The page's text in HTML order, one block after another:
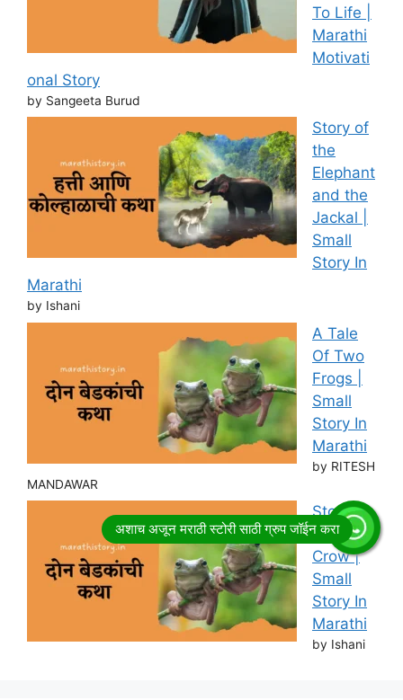
To Life |
Marathi
Motivati
onal Story
by Sangeeta Burud
Story of
the
Elephant
and the
Jackal |
Small
Story In
Marathi
by Ishani
A Tale
Of Two
Frogs |
Small
Story In
Marathi
by RITESH
MANDAWAR
Story of
Thirsty
Crow |
Small
Story In
Marathi
by Ishani